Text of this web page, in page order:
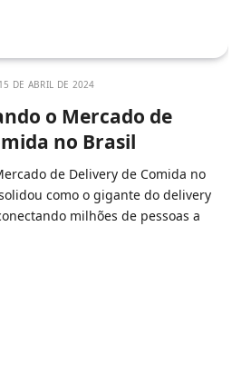
15 DE ABRIL DE 2024
o Mercado de
no Brasil
de Delivery de Comida no
como o gigante do delivery
milhões de pessoas a